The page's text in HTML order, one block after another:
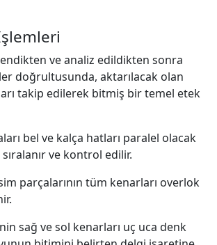
ve analiz edildikten sonra
doğrultusunda, aktarılacak olan
takip edilerek bitmiş bir temel etek
bel ve kalça hatları paralel olacak
ve kontrol edilir.
parçalarının tüm kenarları overlok
sağ ve sol kenarları uç uca denk